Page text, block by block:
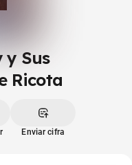
y Sus
Ricota
Enviar cifra